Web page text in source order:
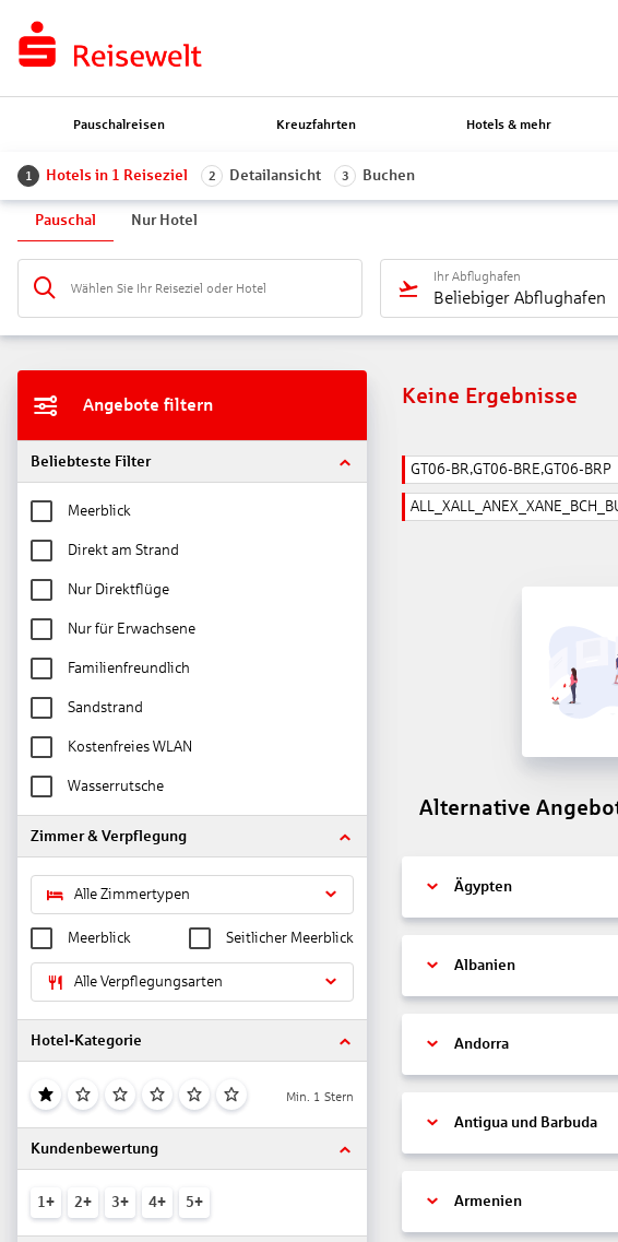
Pauschalreisen Kreuzfahrten Hotels & mehr
1 Hotels in 1 Reiseziel 2 Detailansicht 3 Buchen
Pauschal Nur Hotel
Wählen Sie Ihr Reiseziel oder Hotel
Ihr Abflughafen
Beliebiger Abflughafen
Angebote filtern
Beliebteste Filter
Meerblick
Direkt am Strand
Nur Direktflüge
Nur für Erwachsene
Familienfreundlich
Sandstrand
Kostenfreies WLAN
Wasserrutsche
Zimmer & Verpflegung
Alle Zimmertypen
Meerblick Seitlicher Meerblick
Alle Verpflegungsarten
Hotel-Kategorie
Min. 1 Stern
Kundenbewertung
1+ 2+ 3+ 4+ 5+
Keine Ergebnisse
GT06-BR,GT06-BRE,GT06-BRP
Alternative
Ägypten
Albanien
Andorra
Antigua und Barbuda
Armenien